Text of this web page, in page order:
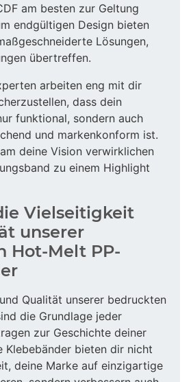
am besten zur Geltung
endgültigen Design bieten
Lösungen,
übertreffen.
arbeiten eng mit dir
dass dein
funktional, sondern auch
und markenkonform ist.
deine Vision verwirklichen
zu einem Highlight
Vielseitigkeit
unserer
Hot-Melt PP-
Qualität unserer bedruckten
die Grundlage jeder
zur Geschichte deiner
Klebebänder bieten dir nicht
deine Marke auf einzigartige